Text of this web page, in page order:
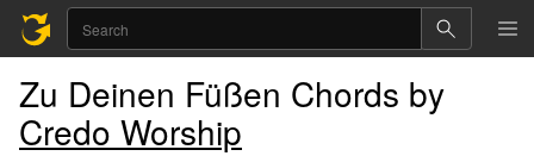
Zu Deinen Füßen Chords by
Credo Worship